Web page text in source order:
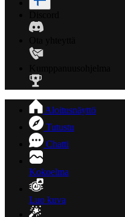
Aloitusnäyttö
Tutustu
Chatti
Kokoelma
Luo kuva